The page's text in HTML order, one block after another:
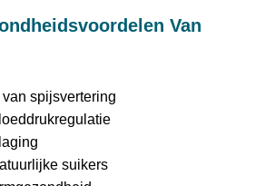
Van
spijsvertering
suikers